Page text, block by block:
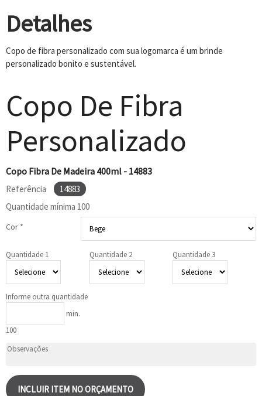
Detalhes
Copo de fibra personalizado com sua logomarca é um brinde
personalizado bonito e sustentável.
Copo De Fibra
Personalizado
Copo Fibra De Madeira 400ml - 14883
Referência
14883
Quantidade mínima 100
Cor *
Quantidade 1 Quantidade 2 Quantidade 3
Informe outra quantidade
min.
100
INCLUIR ITEM NO ORÇAMENTO